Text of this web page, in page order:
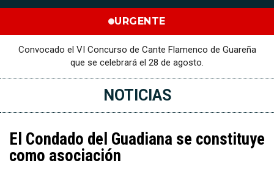
URGENTE
Convocado el VI Concurso de Cante Flamenco de Guareña
que se celebrará el 28 de agosto.
NOTICIAS
El Condado del Guadiana se constituye
como asociación